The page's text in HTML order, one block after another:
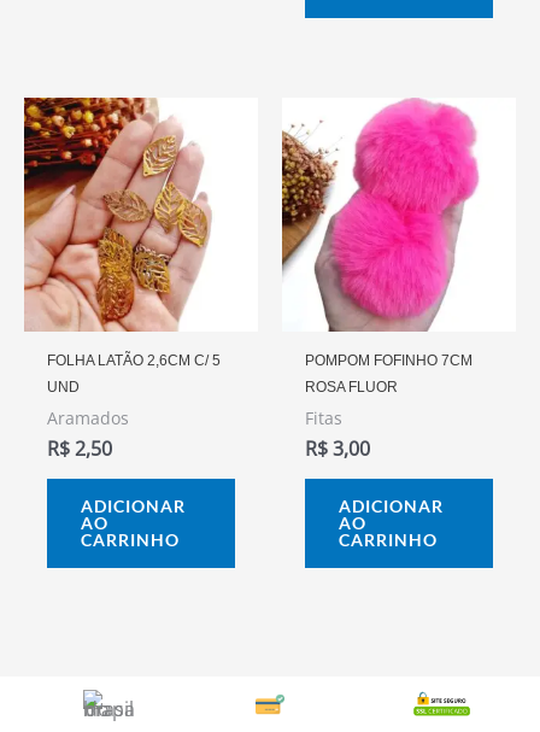
FOLHA LATÃO 2,6CM C/ 5
UND
Aramados
R$2,50
ADICIONAR
AO
CARRINHO
POMPOM FOFINHO 7CM
ROSA FLUOR
Fitas
R$3,00
ADICIONAR
AO
CARRINHO